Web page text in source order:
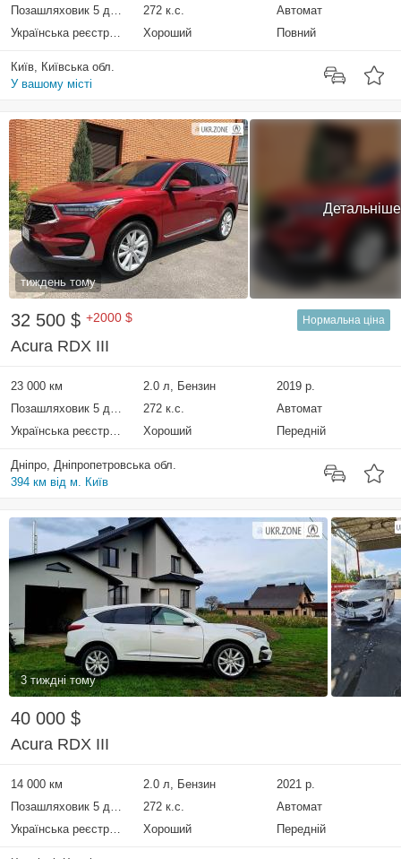
Позашляховик 5 дверей
272 к.с.
Автомат
Українська реєстрація
Хороший Повний
Київ, Київська обл.
У вашому місті
тиждень тому
Детальніше
32 500 $ +2000 $ Нормальна ціна
Acura RDX III
23 000 км 2.0 л, Бензин
2019 р.
Позашляховик 5 дверей
272 к.с.
Автомат
Українська реєстрація
Хороший Передній
Дніпро, Дніпропетровська обл.
394 км від м. Київ
3 тиждні тому
40 000 $
Acura RDX III
14 000 км 2.0 л, Бензин
2021 р.
Позашляховик 5 дверей
272 к.с.
Автомат
Українська реєстрація
Хороший Передній